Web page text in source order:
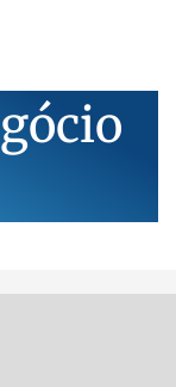
gócio